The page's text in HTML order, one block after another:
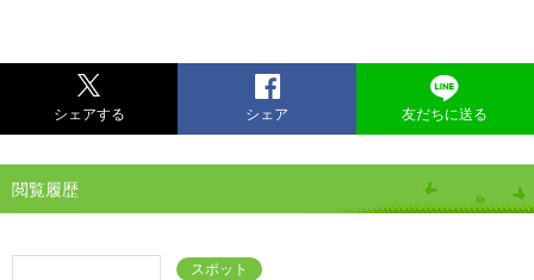
シェアする シェア 友だちに送る
閲覧履歴